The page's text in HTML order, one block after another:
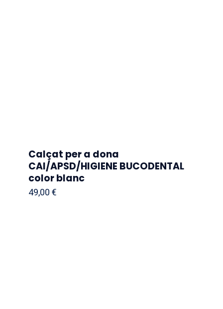
Calçat per a dona
CAI/APSD/HIGIENE BUCODENTAL
color blanc
49,00 €